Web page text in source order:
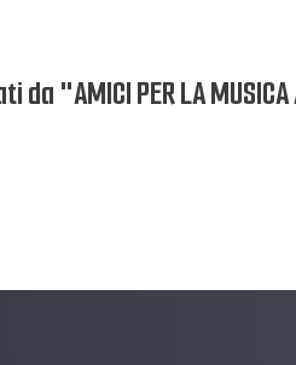
"AMICI PER LA MUSICA